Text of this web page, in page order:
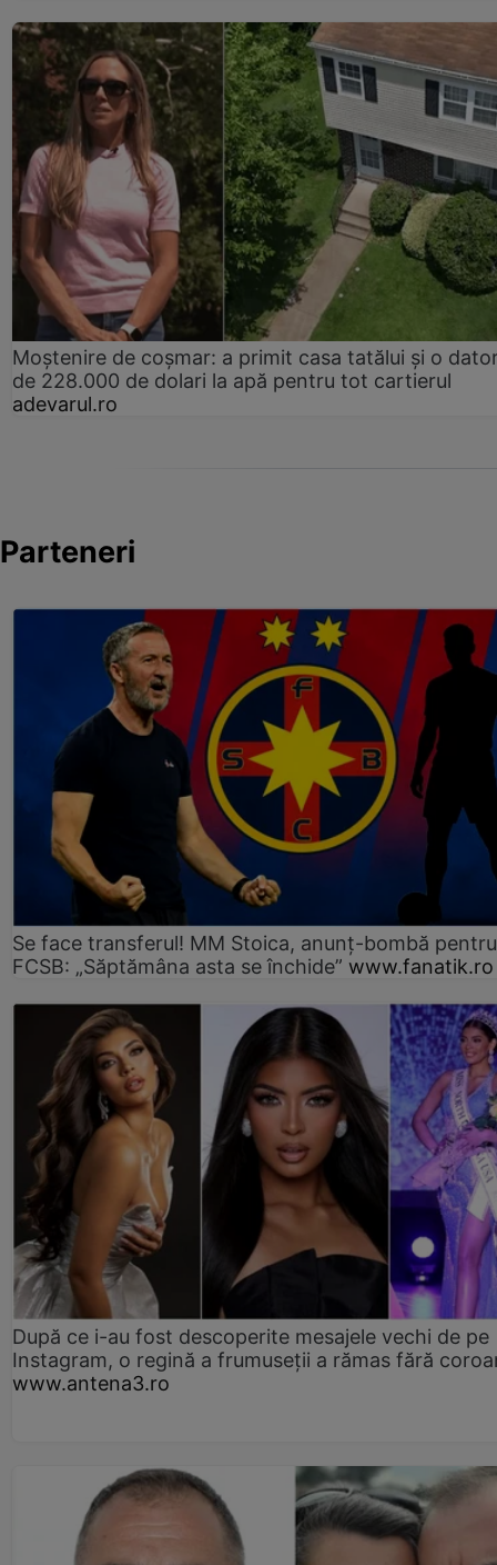
Moștenire de coșmar: a primit casa tatălui și o
de 228.000 de dolari la apă pentru tot cartierul
adevarul.ro
Parteneri
Se face transferul! MM Stoica, anunț-bombă
FCSB: „Săptămâna asta se închide” www.fanatik.ro
După ce i-au fost descoperite mesajele vechi de pe
Instagram, o regină a frumuseții a rămas fără
www.antena3.ro